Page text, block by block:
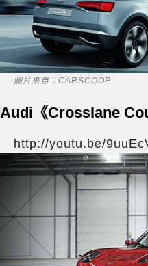
圖片來自：CARSCOOP
Audi《Crosslane
http://youtu.be/